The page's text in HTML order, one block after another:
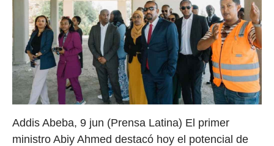
Addis Abeba, 9 jun (Prensa Latina) El primer
ministro Abiy Ahmed destacó hoy el potencial de